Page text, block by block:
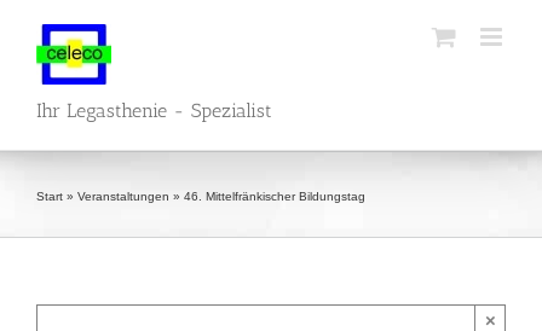
springen
Ihr Legasthenie - Spezialist
Start » Veranstaltungen » 46. Mittelfränkischer Bildungstag
×